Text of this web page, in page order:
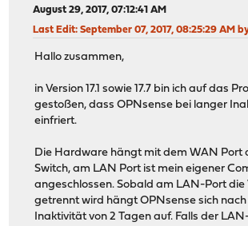
August 29, 2017, 07:12:41 AM
Last Edit: September 07, 2017, 08:25:29 AM
Hallo zusammen,
in Version 17.1 sowie 17.7 bin ich auf das
gestoßen, dass OPNsense bei langer
einfriert.
Die Hardware hängt mit dem WAN Port
Switch, am LAN Port ist mein eigener
angeschlossen. Sobald am LAN-Port die
getrennt wird hängt OPNsense sich nach
Inaktivität von 2 Tagen auf. Falls der